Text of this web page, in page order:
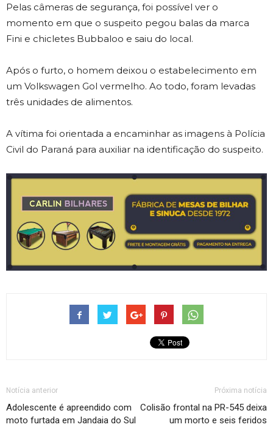
Pelas câmeras de segurança, foi possível ver o
momento em que o suspeito pegou balas da marca
Fini e chicletes Bubbaloo e saiu do local.
Após o furto, o homem deixou o estabelecimento em
um Volkswagen Gol vermelho. Ao todo, foram levadas
três unidades de alimentos.
A vítima foi orientada a encaminhar as imagens à Polícia
Civil do Paraná para auxiliar na identificação do suspeito.
Notícia anterior
Adolescente é apreendido com
moto furtada em Jandaia do Sul
Próxima notícia
Colisão frontal na PR-545 deixa
um morto e seis feridos